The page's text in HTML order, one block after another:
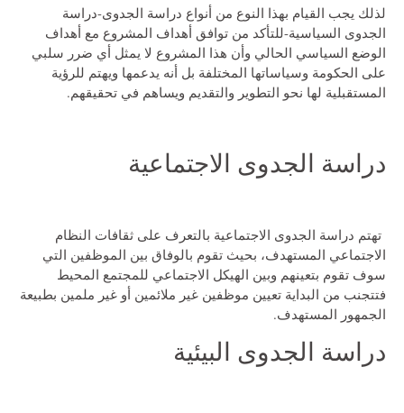
لذلك يجب القيام بهذا النوع من أنواع دراسة الجدوى-دراسة
الجدوى السياسية-للتأكد من توافق أهداف المشروع مع أهداف
الوضع السياسي الحالي وأن هذا المشروع لا يمثل أي ضرر سلبي
على الحكومة وسياساتها المختلفة بل أنه يدعمها ويهتم للرؤية
المستقبلية لها نحو التطوير والتقديم ويساهم في تحقيقهم.
دراسة الجدوى الاجتماعية
تهتم دراسة الجدوى الاجتماعية بالتعرف على ثقافات النظام
الاجتماعي المستهدف، بحيث تقوم بالوفاق بين الموظفين التي
سوف تقوم بتعينهم وبين الهيكل الاجتماعي للمجتمع المحيط
فتتجنب من البداية تعيين موظفين غير ملائمين أو غير ملمين بطبيعة
الجمهور المستهدف.
دراسة الجدوى البيئية